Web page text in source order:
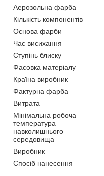
Аерозольна фарба
Кількість компонентів
Основа фарби
Час висихання
Ступінь блиску
Фасовка матеріалу
Країна виробник
Фактурна фарба
Витрата
Мінімальна робоча
температура
навколишнього
середовища
Виробник
Спосіб нанесення